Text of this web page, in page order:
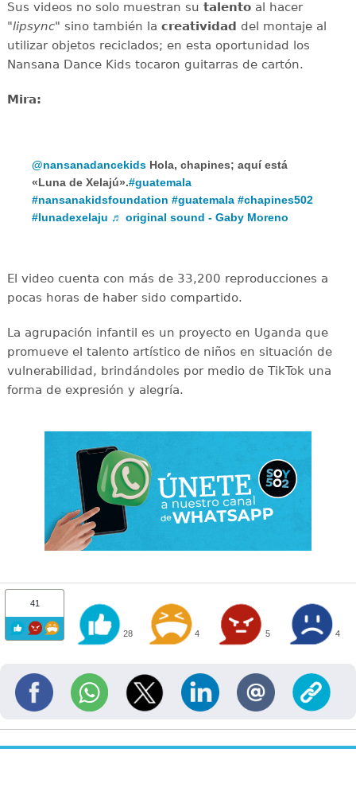
Sus videos no solo muestran su talentoal hacer
"lipsync" sino también la creatividad del montaje al
utilizar objetos reciclados; en esta oportunidad los
Nansana Dance Kids tocaron guitarras de cartón.
Mira:
@nansanadancekids Hola, chapines; aquí está
«Luna de Xelajú».#guatemala
#nansanakidsfoundation #guatemala #chapines502
#lunadexelaju ♬ original sound - Gaby Moreno
El video cuenta con más de 33,200 reproducciones a
pocas horas de haber sido compartido.
La agrupación infantil es un proyecto en Uganda que
promueve el talento artístico de niños en situación de
vulnerabilidad, brindándoles por medio de TikTok una
forma de expresión y alegría.
41
28 4 5 4